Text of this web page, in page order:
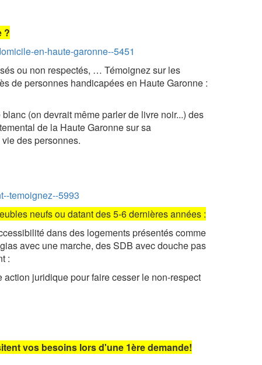
?
en-haute-garonne--5451
ou non respectés, … Témoignez sur les
de personnes handicapées en Haute Garonne :
(on devrait même parler de livre noir...) des
de la Haute Garonne sur sa
des personnes.
temoignez--5993
neufs ou datant des 5-6 dernières années :
dans des logements présentés comme
avec une marche, des SDB avec douche pas
:
juridique pour faire cesser le non-respect
vos besoins lors d'une 1ère demande!